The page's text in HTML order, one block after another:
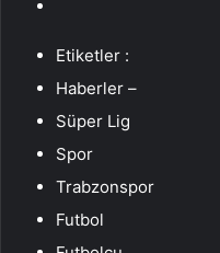
Etiketler :
Haberler –
Süper Lig
Spor
Trabzonspor
Futbol